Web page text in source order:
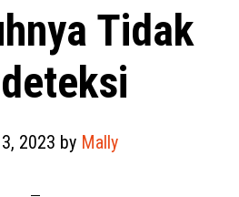
Tidak
2023 by Mally